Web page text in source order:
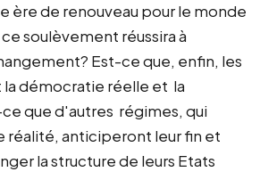
ère de renouveau pour le monde
soulèvement réussira à
Est-ce que, enfin, les
démocratie réelle et la
que d'autres régimes, qui
réalité, anticiperont leur fin et
la structure de leurs Etats